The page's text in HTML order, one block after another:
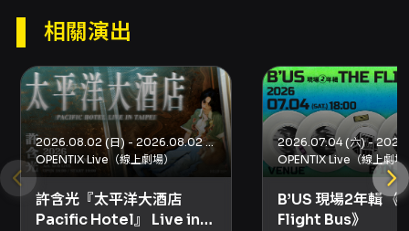
相關演出
2026.08.02 (日) - 2026.08.02 (日)
OPENTIX Live（線上劇場）
許含光『太平洋大酒店
Pacific Hotel』 Live in
OPENTIX Live（線上劇場
B’US 現場2年輯 《
Flight Bus》